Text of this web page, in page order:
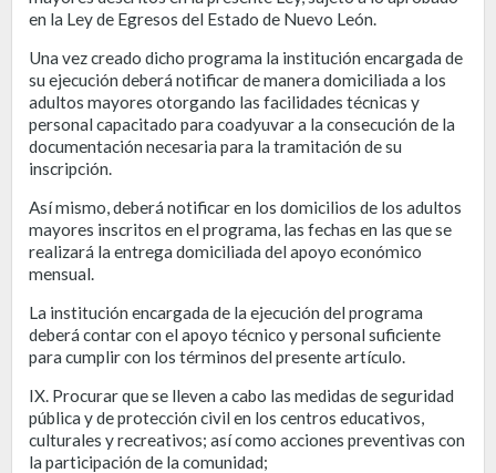
en la Ley de Egresos del Estado de Nuevo León.
Una vez creado dicho programa la institución encargada de
su ejecución deberá notificar de manera domiciliada a los
adultos mayores otorgando las facilidades técnicas y
personal capacitado para coadyuvar a la consecución de la
documentación necesaria para la tramitación de su
inscripción.
Así mismo, deberá notificar en los domicilios de los adultos
mayores inscritos en el programa, las fechas en las que se
realizará la entrega domiciliada del apoyo económico
mensual.
La institución encargada de la ejecución del programa
deberá contar con el apoyo técnico y personal suficiente
para cumplir con los términos del presente artículo.
IX. Procurar que se lleven a cabo las medidas de seguridad
pública y de protección civil en los centros educativos,
culturales y recreativos; así como acciones preventivas con
la participación de la comunidad;